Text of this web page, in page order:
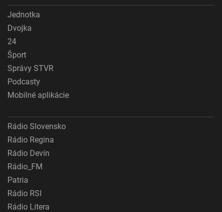
Jednotka
Dvojka
24
Šport
Správy STVR
Podcasty
Mobilné aplikácie
Rádio Slovensko
Rádio Regina
Rádio Devín
Rádio_FM
Patria
Rádio RSI
Rádio Litera